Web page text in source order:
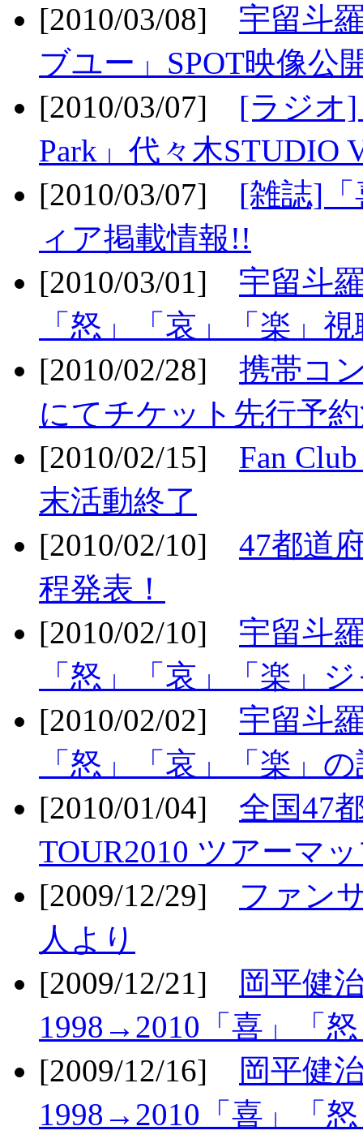
[2010/03/08] 宇留斗
ブユー」SPOT映像公
[2010/03/07] [ラジオ]
Park」代々木STUDIO
[2010/03/07] [雑誌]「
ィア掲載情報!!
[2010/03/01] 宇留斗
「怒」「哀」「楽」
[2010/02/28] 携帯コ
にてチケット先行予
[2010/02/15] Fan
末活動終了
[2010/02/10] 47都道
程発表！
[2010/02/10] 宇留斗
「怒」「哀」「楽」
[2010/02/02] 宇留斗
「怒」「哀」「楽」
[2010/01/04] 全国47
TOUR2010 ツアーマ
[2009/12/29] ファン
人より
[2009/12/21]
岡平健
1998→2010「喜」「
[2009/12/16]
岡平健
1998→2010「喜」「